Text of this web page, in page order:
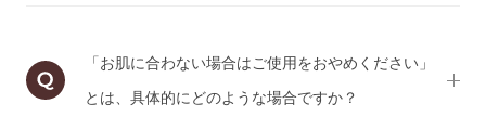
「お肌に合わない場合はご使用をおやめください」
とは、具体的にどのような場合ですか？